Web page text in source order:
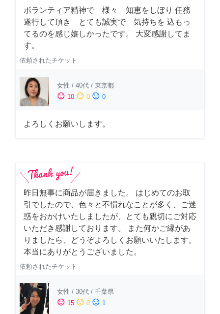
ボランティア精神で 様々 知恵をしぼり 任務
遂行して頂き とても誠実で 気持ちを 込もっ
てるのを感じ嬉しかったです。 大変感謝してま
す。
依頼されたチケット
女性 / 40代 / 東京都
sentiment_satisfied 10 sentiment_neutral 0 sentiment_dissatisfied 0
よろしくお願いします。
昨日無事に商品が届きました。 はじめてのお取
引でしたので、色々と不慣れなことが多く、ご迷
惑をおかけいたしましたが、とても親切にご対応
いただき感謝しております。 また何かご縁があ
りましたら、どうぞよろしくお願いいたします。
本当にありがとうございました。
依頼されたチケット
女性 / 30代 / 千葉県
sentiment_satisfied 15 sentiment_neutral 0 sentiment_dissatisfied 1